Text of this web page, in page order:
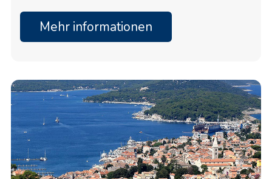
einschließlich Wartung, Sicherheit und
moderner Annehmlichkeiten, die sowohl
Mehr informationen